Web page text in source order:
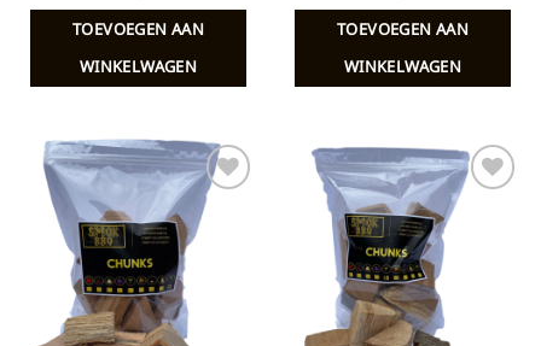
TOEVOEGEN AAN
WINKELWAGEN
TOEVOEGEN AAN
WINKELWAGEN
Toevoegen
aan
verlanglijst
Toevoegen
verlanglijst